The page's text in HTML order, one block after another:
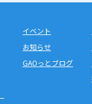
イベント
お知らせ
GAOっとブログ